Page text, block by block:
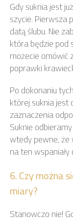
Gdy suknia jest
szycie. Pierwsza
datą ślubu. Nie
która będzie pod
możecie omówić
poprawki
Po dokonaniu
której suknia jest
zaznaczenia
Suknie
wtedy pewne, że
na ten wspaniały
6. Czy można
miary?
Stanowczo nie!